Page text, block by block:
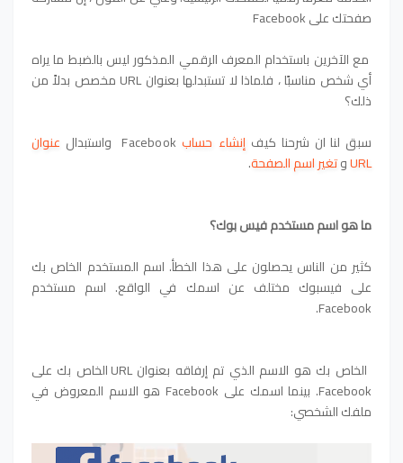
صفحتك على Facebook
مع الآخرين باستخدام المعرف الرقمي المذكور ليس بالضبط ما يراه
أي شخص مناسبًا ، فلماذا لا تستبدلها بعنوان URL مخصص بدلاً من
ذلك؟
سبق لنا ان شرحنا كيف إنشاء حساب Facebook واستبدال عنوان
URLوتغير اسم الصفحة.
ما هو اسم مستخدم فيس بوك؟
كثير من الناس يحصلون على هذا الخطأ. اسم المستخدم الخاص بك
على فيسبوك مختلف عن اسمك في الواقع. اسم مستخدم
Facebook.
الخاص بك هو الاسم الذي تم إرفاقه بعنوان URL الخاص بك على
Facebook. بينما اسمك على Facebook هو الاسم المعروض في
ملفك الشخصي: